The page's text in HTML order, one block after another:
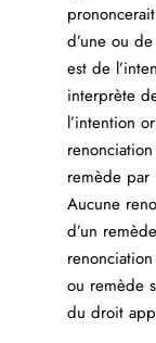
d’une ou
est de
interprète
l’intention
remède par
Aucune
d’un
ou remède
du droit